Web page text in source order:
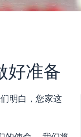
好准备
明白，您家这